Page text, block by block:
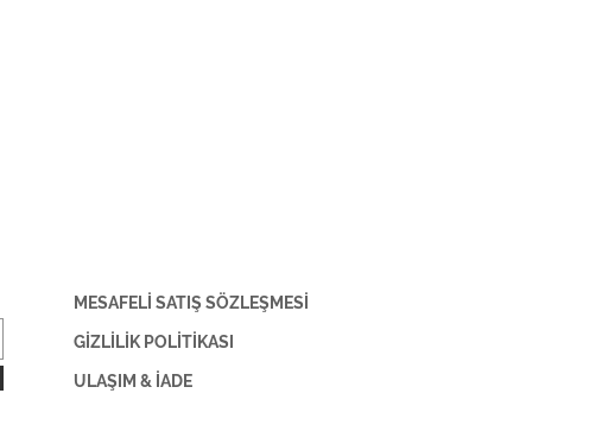
MESAFELİ SATIŞ SÖZLEŞMESİ
GİZLİLİK POLİTİKASI
ULAŞIM & İADE